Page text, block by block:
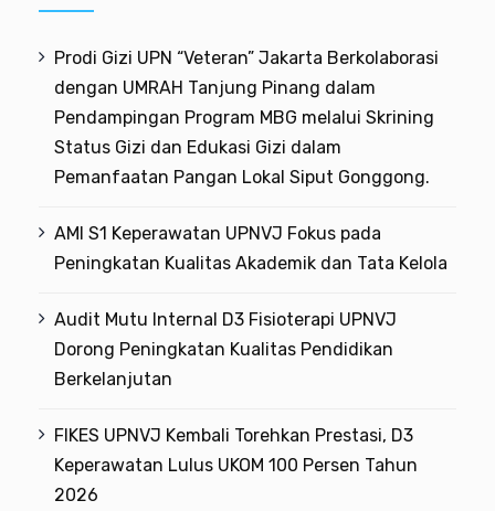
Prodi Gizi UPN “Veteran” Jakarta Berkolaborasi
dengan UMRAH Tanjung Pinang dalam
Pendampingan Program MBG melalui Skrining
Status Gizi dan Edukasi Gizi dalam
Pemanfaatan Pangan Lokal Siput Gonggong.
AMI S1 Keperawatan UPNVJ Fokus pada
Peningkatan Kualitas Akademik dan Tata Kelola
Audit Mutu Internal D3 Fisioterapi UPNVJ
Dorong Peningkatan Kualitas Pendidikan
Berkelanjutan
FIKES UPNVJ Kembali Torehkan Prestasi, D3
Keperawatan Lulus UKOM 100 Persen Tahun
2026